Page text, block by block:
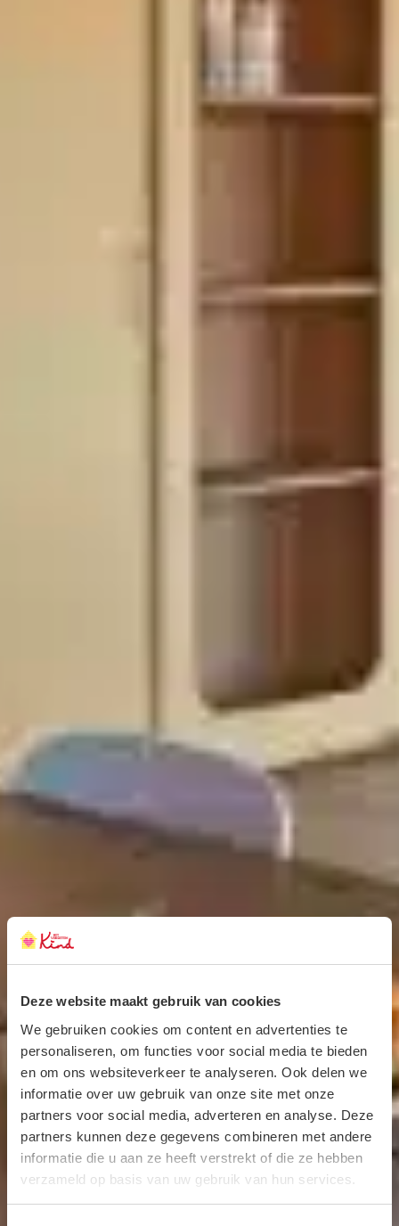
Deze website maakt gebruik van cookies
We gebruiken cookies om content en advertenties te
personaliseren, om functies voor social media te bieden
en om ons websiteverkeer te analyseren. Ook delen we
informatie over uw gebruik van onze site met onze
partners voor social media, adverteren en analyse. Deze
partners kunnen deze gegevens combineren met andere
informatie die u aan ze heeft verstrekt of die ze hebben
verzameld op basis van uw gebruik van hun services.